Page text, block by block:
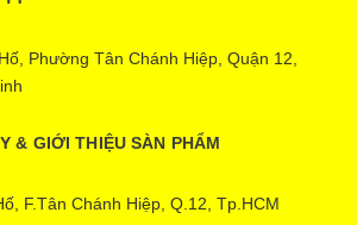
Phường Tân Chánh Hiệp, Quận 12,
& GIỚI THIỆU SÀN PHẨM
F.Tân Chánh Hiệp, Q.12, Tp.HCM